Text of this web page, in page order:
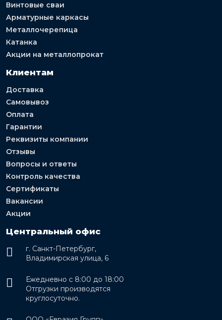
Винтовые сваи
Арматурные каркасы
Металлочерепица
Катанка
Акции на металлопрокат
Клиентам
Доставка
Самовывоз
Оплата
Гарантии
Реквизиты компании
Отзывы
Вопросы и ответы
Контроль качества
Сертификаты
Вакансии
Акции
Центральный офис
г. Санкт-Петербург,
Владимирская улица, 6
Ежедневно с 8:00 до 18:00
Отгрузки производятся
круглосуточно.